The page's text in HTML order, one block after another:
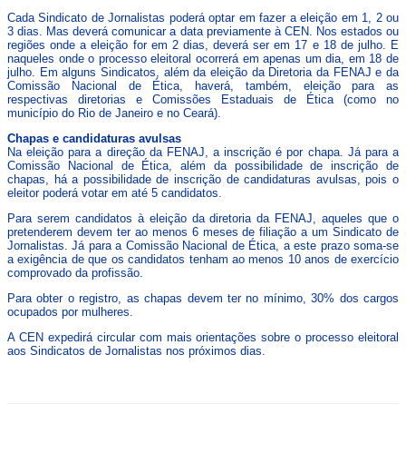
Cada Sindicato de Jornalistas poderá optar em fazer a eleição em 1, 2 ou
3 dias. Mas deverá comunicar a data previamente à CEN. Nos estados ou
regiões onde a eleição for em 2 dias, deverá ser em 17 e 18 de julho. E
naqueles onde o processo eleitoral ocorrerá em apenas um dia, em 18 de
julho. Em alguns Sindicatos, além da eleição da Diretoria da FENAJ e da
Comissão Nacional de Ética, haverá, também, eleição para as
respectivas diretorias e Comissões Estaduais de Ética (como no
município do Rio de Janeiro e no Ceará).
Chapas e candidaturas avulsas
Na eleição para a direção da FENAJ, a inscrição é por chapa. Já para a
Comissão Nacional de Ética, além da possibilidade de inscrição de
chapas, há a possibilidade de inscrição de candidaturas avulsas, pois o
eleitor poderá votar em até 5 candidatos.
Para serem candidatos à eleição da diretoria da FENAJ, aqueles que o
pretenderem devem ter ao menos 6 meses de filiação a um Sindicato de
Jornalistas. Já para a Comissão Nacional de Ética, a este prazo soma-se
a exigência de que os candidatos tenham ao menos 10 anos de exercício
comprovado da profissão.
Para obter o registro, as chapas devem ter no mínimo, 30% dos cargos
ocupados por mulheres.
A CEN expedirá circular com mais orientações sobre o processo eleitoral
aos Sindicatos de Jornalistas nos próximos dias.